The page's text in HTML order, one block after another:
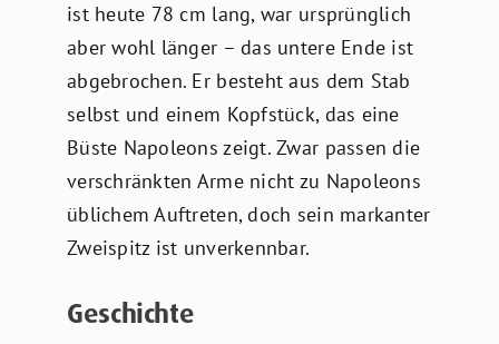
ist heute 78 cm lang, war ursprünglich
aber wohl länger – das untere Ende ist
abgebrochen. Er besteht aus dem Stab
selbst und einem Kopfstück, das eine
Büste Napoleons zeigt. Zwar passen die
verschränkten Arme nicht zu Napoleons
üblichem Auftreten, doch sein markanter
Zweispitz ist unverkennbar.
Geschichte